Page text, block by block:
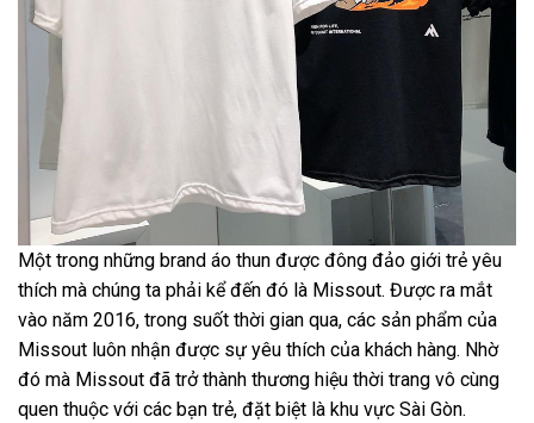
Một trong những brand áo thun được đông đảo giới trẻ yêu
thích mà chúng ta phải kể đến đó là Missout. Được ra mắt
vào năm 2016, trong suốt thời gian qua, các sản phẩm của
Missout luôn nhận được sự yêu thích của khách hàng. Nhờ
đó mà Missout đã trở thành thương hiệu thời trang vô cùng
quen thuộc với các bạn trẻ, đặt biệt là khu vực Sài Gòn.